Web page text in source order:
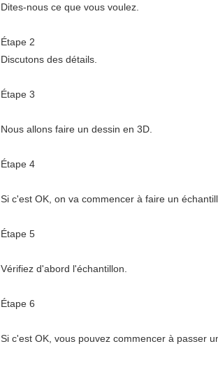
Dites-nous ce que vous voulez.
Étape 2
Discutons des détails.
Étape 3
Nous allons faire un dessin en 3D.
Étape 4
Si c'est OK, on va commencer à faire un
Étape 5
Vérifiez d'abord l'échantillon.
Étape 6
Si c'est OK, vous pouvez commencer à passer